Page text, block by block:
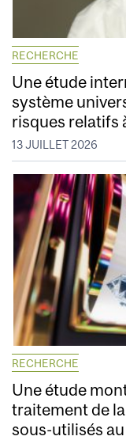
RECHERCHE
Une étude
système
risques relatifs
13 JUILLET 2026
RECHERCHE
Une étude
traitement de
sous-utilisés